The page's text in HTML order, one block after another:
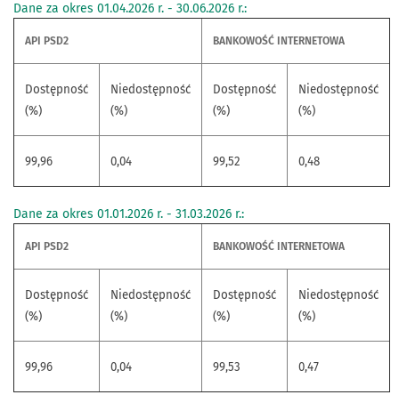
Dane za okres 01.04.2026 r. - 30.06.2026 r.:
API PSD2 BANKOWOŚĆ INTERNETOWA
Dostępność
(%)
Niedostępność
(%)
Dostępność
(%)
Niedostępność
(%)
99,96 0,04 99,52 0,48
Dane za okres 01.01.2026 r. - 31.03.2026 r.:
API PSD2 BANKOWOŚĆ INTERNETOWA
Dostępność
(%)
Niedostępność
(%)
Dostępność
(%)
Niedostępność
(%)
99,96 0,04 99,53 0,47